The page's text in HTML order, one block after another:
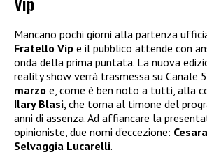
Mancano pochi giorni alla partenza
Fratello Vip e il pubblico attende con
onda della prima puntata. La nuova
reality show verrà trasmessa su Canale 5
marzo e, come è ben noto a tutti, alla
Ilary Blasi, che torna al timone del
anni di assenza. Ad affiancare la
opinioniste, due nomi d’eccezione:
Selvaggia Lucarelli.